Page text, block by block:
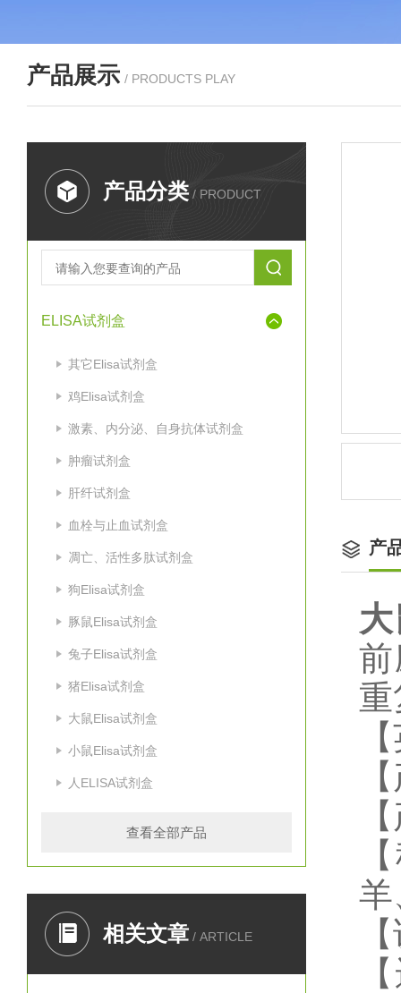
产品展示 / PRODUCTS PLAY
产品分类 / PRODUCT
ELISA试剂盒
其它Elisa试剂盒
鸡Elisa试剂盒
激素、内分泌、自身抗体试剂盒
肿瘤试剂盒
肝纤试剂盒
血栓与止血试剂盒
凋亡、活性多肽试剂盒
狗Elisa试剂盒
豚鼠Elisa试剂盒
兔子Elisa试剂盒
猪Elisa试剂盒
大鼠Elisa试剂盒
小鼠Elisa试剂盒
人ELISA试剂盒
查看全部产品
相关文章 / ARTICLE
产
羊